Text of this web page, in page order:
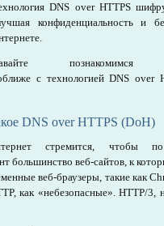
DNS over HTTPS
конфиденциальность и
познакомимся
с технологией DNS over
DNS over HTTPS (DoH)
стремится, чтобы
большинство веб-сайтов, к
веб-браузеры, такие как
как «небезопасные». HTTP/3,